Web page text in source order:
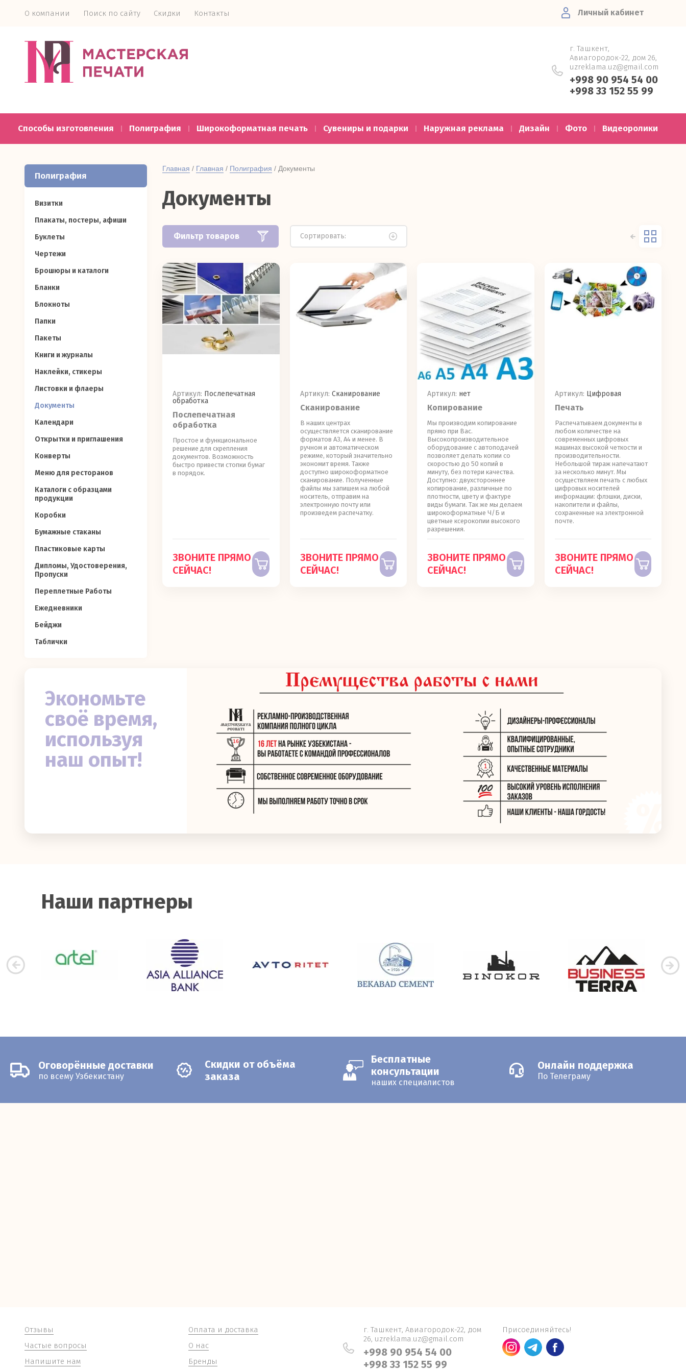
О компании Поиск по сайту Скидки Контакты Личный кабинет
г. Ташкент,
Авиагородок-22, дом 26,
uzreklama.uz@gmail.com
+998 90 954 54 00
+998 33 152 55 99
Способы изготовления Полиграфия Широкоформатная печать Сувениры и подарки Наружная реклама Дизайн Фото Видеоролики
Полиграфия
Визитки
Плакаты, постеры, афиши
Буклеты
Чертежи
Брошюры и каталоги
Бланки
Блокноты
Папки
Пакеты
Книги и журналы
Наклейки, стикеры
Листовки и флаеры
Документы
Календари
Открытки и приглашения
Конверты
Меню для ресторанов
Каталоги с образцами
продукции
Коробки
Бумажные стаканы
Пластиковые карты
Дипломы, Удостоверения,
Пропуски
Переплетные Работы
Ежедневники
Бейджи
Таблички
Главная / Главная / Полиграфия / Документы
Документы
Фильтр товаров Сортировать:
Артикул: Послепечатная
обработка
Послепечатная
обработка
Простое и функциональное
решение для скрепления
документов. Возможность
быстро привести стопки бумаг
в порядок.
ЗВОНИТЕ ПРЯМО
СЕЙЧАС!
Артикул: Сканирование
Сканирование
В наших центрах
осуществляется сканирование
форматов А3, А4 и менее. В
ручном и автоматическом
режиме, который значительно
экономит время. Также
доступно широкоформатное
сканирование. Полученные
файлы мы запишем на любой
носитель, отправим на
электронную почту или
произведем распечатку.
ЗВОНИТЕ ПРЯМО
СЕЙЧАС!
Артикул: нет
Копирование
Мы производим копирование
прямо при Вас.
Высокопроизводительное
оборудование с автоподачей
позволяет делать копии со
скоростью до 50 копий в
минуту, без потери качества.
Доступно: двухстороннее
копирование, различные по
плотности, цвету и фактуре
виды бумаги. Так же мы делаем
широкоформатные Ч/Б и
цветные ксерокопии высокого
разрешения.
ЗВОНИТЕ ПРЯМО
СЕЙЧАС!
Артикул: Цифровая
Печать
Распечатываем документы в
любом количестве на
современных цифровых
машинах высокой четкости и
производительности.
Небольшой тираж напечатают
за несколько минут. Мы
осуществляем печать с любых
цифровых носителей
информации: флэшки, диски,
накопители и файлы,
сохраненные на электронной
почте.
ЗВОНИТЕ ПРЯМО
СЕЙЧАС!
Экономьте
своё время,
используя
наш опыт!
Наши партнеры
Оговорённые доставки
по всему Узбекистану
Скидки от объёма
заказа
Бесплатные
консультации
наших специалистов
Онлайн поддержка
По Телеграму
Отзывы
Частые вопросы
Напишите нам
Оплата и доставка
О нас
Бренды
г. Ташкент, Авиагородок-22, дом
26, uzreklama.uz@gmail.com
+998 90 954 54 00
+998 33 152 55 99
Присоединяйтесь!